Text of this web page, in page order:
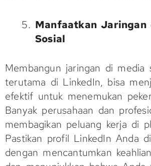
Manfaatkan Jaringan
Sosial
Membangun jaringan di media
terutama di LinkedIn, bisa
efektif untuk menemukan
Banyak perusahaan dan
membagikan peluang kerja di
Pastikan profil LinkedIn Anda
dengan mencantumkan